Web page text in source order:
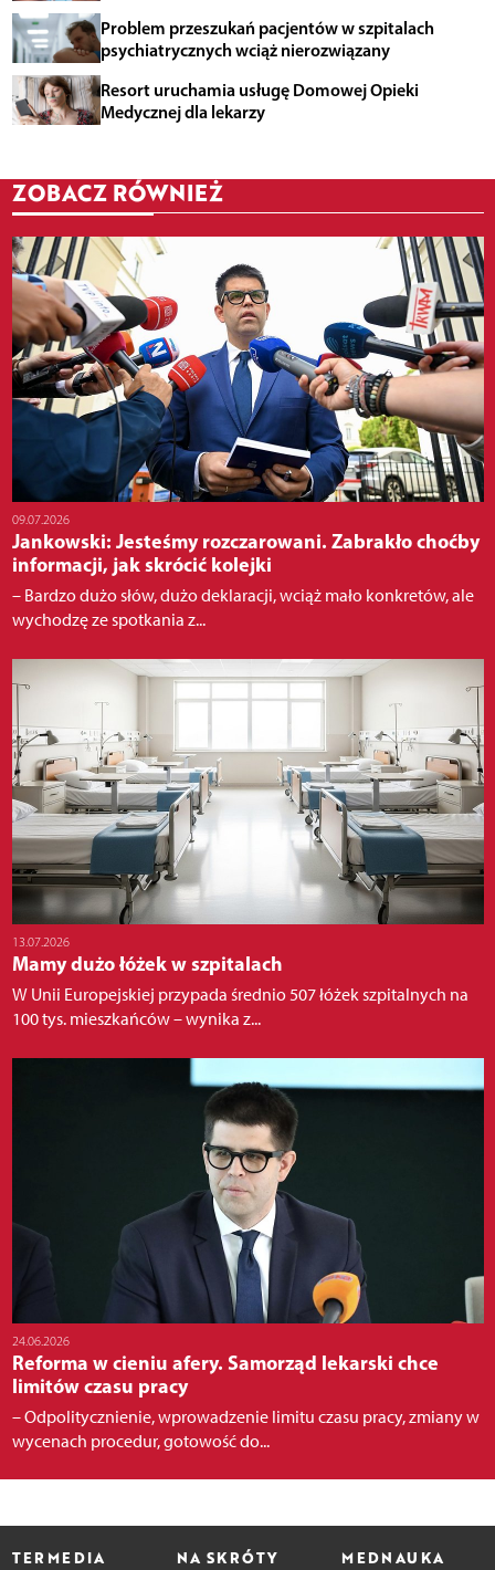
Problem przeszukań pacjentów w szpitalach
psychiatrycznych wciąż nierozwiązany
Resort uruchamia usługę Domowej Opieki
Medycznej dla lekarzy
ZOBACZ RÓWNIEŻ
09.07.2026
Jankowski: Jesteśmy rozczarowani. Zabrakło choćby
informacji, jak skrócić kolejki
– Bardzo dużo słów, dużo deklaracji, wciąż mało konkretów, ale
wychodzę ze spotkania z...
13.07.2026
Mamy dużo łóżek w szpitalach
W Unii Europejskiej przypada średnio 507 łóżek szpitalnych na
100 tys. mieszkańców – wynika z...
24.06.2026
Reforma w cieniu afery. Samorząd lekarski chce
limitów czasu pracy
– Odpolitycznienie, wprowadzenie limitu czasu pracy, zmiany w
wycenach procedur, gotowość do...
TERMEDIA NA SKRÓTY MEDNAUKA